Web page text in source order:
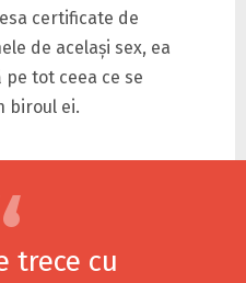
certificate de
de acelaşi sex, ea
tot ceea ce se
biroul ei.
trece cu